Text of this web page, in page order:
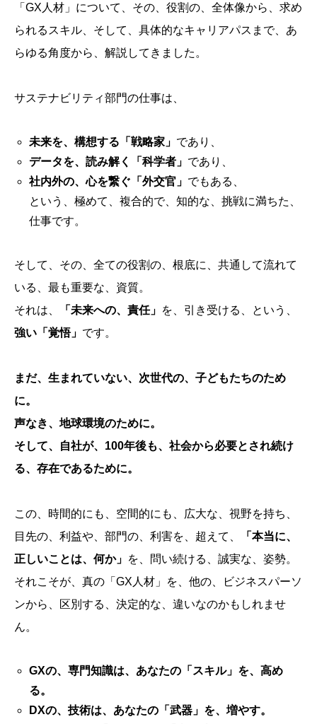
「GX人材」について、その、役割の、全体像から、求め
られるスキル、そして、具体的なキャリアパスまで、あ
らゆる角度から、解説してきました。
サステナビリティ部門の仕事は、
未来を、構想する「戦略家」 であり、
データを、読み解く「科学者」 であり、
社内外の、心を繋ぐ「外交官」 でもある、
という、極めて、複合的で、知的な、挑戦に満ちた、
仕事です。
そして、その、全ての役割の、根底に、共通して流れて
いる、最も重要な、資質。
それは、
「未来への、責任」 を、引き受ける、という、
強い「覚悟」 です。
まだ、生まれていない、次世代の、子どもたちのため
に。
声なき、地球環境のために。
そして、自社が、100年後も、社会から必要とされ続け
る、存在であるために。
この、時間的にも、空間的にも、広大な、視野を持ち、
目先の、利益や、部門の、利害を、超えて、
「本当に、
正しいことは、何か」 を、問い続ける、誠実な、姿勢。
それこそが、真の「GX人材」を、他の、ビジネスパーソ
ンから、区別する、決定的な、違いなのかもしれませ
ん。
GXの、専門知識は、あなたの「スキル」を、高め
る。
DXの、技術は、あなたの「武器」を、増やす。